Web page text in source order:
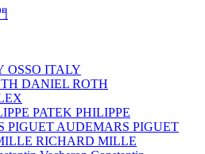
OSSO ITALY
DANIEL ROTH
PATEK PHILIPPE
AUDEMARS PIGUET
RICHARD MILLE